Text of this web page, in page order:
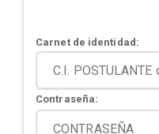
Carnet de identidad:
Contraseña: